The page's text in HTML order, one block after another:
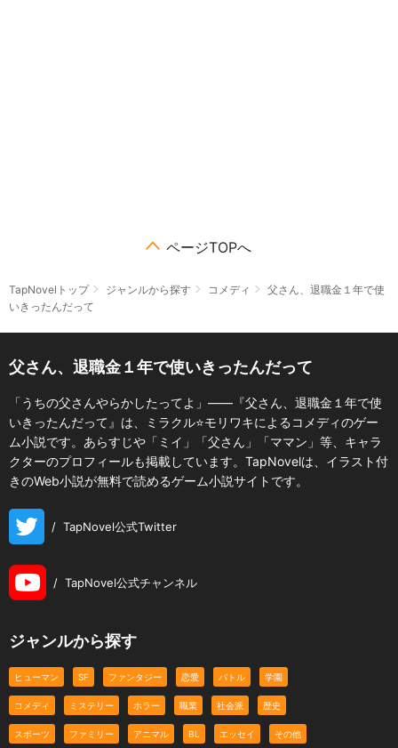
ページTOPへ
TapNovelトップ ジャンルから探す コメディ
父さん、退職金１年で使
いきったんだって
父さん、退職金１年で使いきったんだって
「うちの父さんやらかしたってよ」――『父さん、退職金１年で使
いきったんだって』は、ミラクル⭐モリワキによるコメディのゲー
ム小説です。あらすじや「ミイ」「父さん」「ママン」等、キャラ
クターのプロフィールも掲載しています。TapNovelは、イラスト付
きのWeb小説が無料で読めるゲーム小説サイトです。
/ TapNovel公式Twitter
/ TapNovel公式チャンネル
ジャンルから探す
ヒューマン SF ファンタジー 恋愛 バトル 学園
コメディ ミステリー ホラー 職業 社会派 歴史
スポーツ ファミリー アニマル BL エッセイ その他